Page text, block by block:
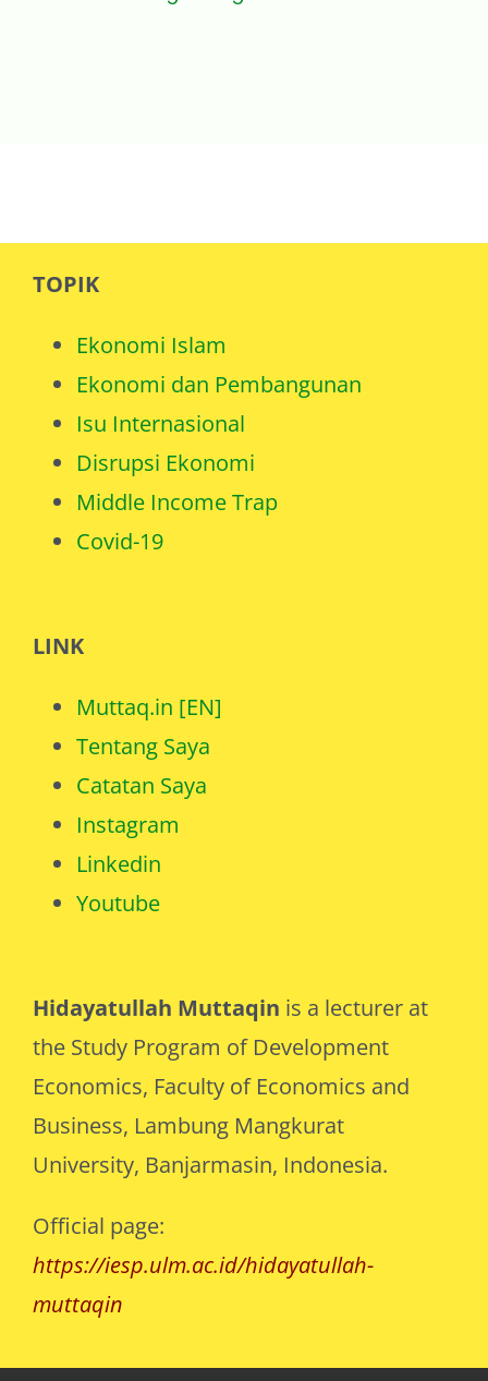
the Study Program of Development
Economics, Faculty of Economics and
Business, Lambung Mangkurat
University, Banjarmasin, Indonesia.
https://iesp.ulm.ac.id/hidayatullah-
muttaqin
TOPIK
Ekonomi dan Pembangunan
Isu Internasional
Disrupsi Ekonomi
Middle Income Trap
Covid-19
Tentang Saya
Catatan Saya
Instagram
Linkedin
Youtube